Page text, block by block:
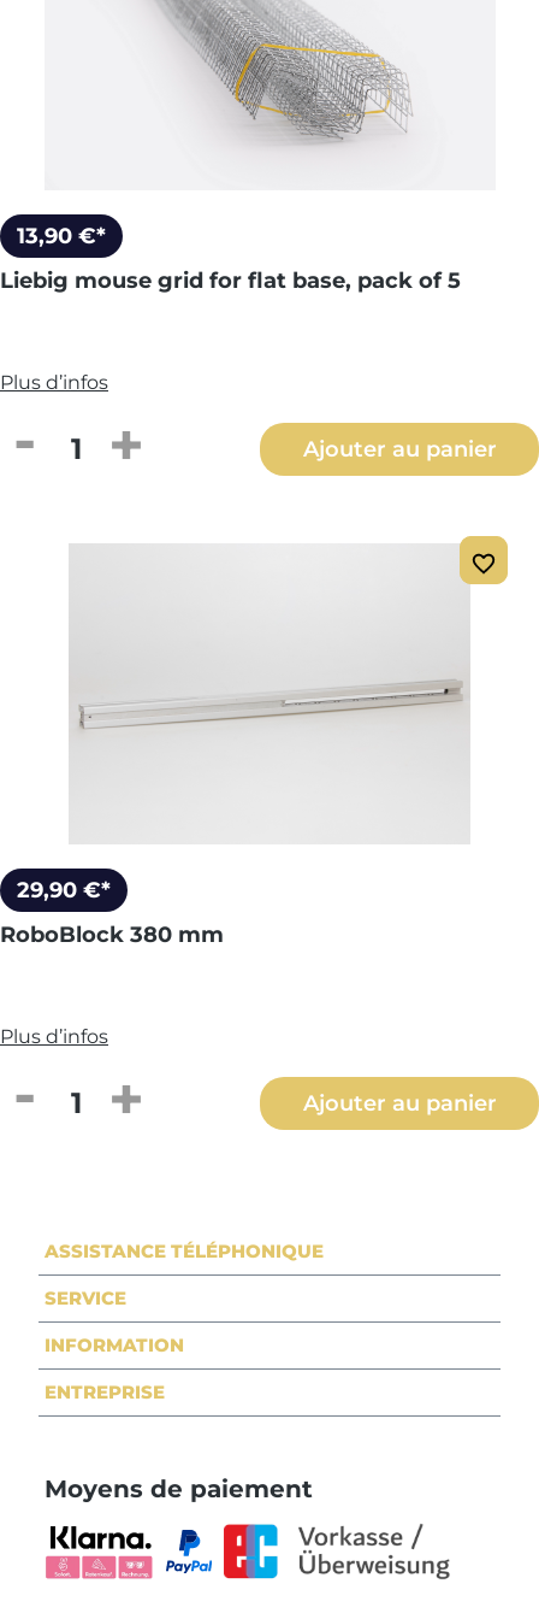
13,90 €*
Liebig mouse grid for flat base, pack of 5
Plus d’infos
Quantité de produit : Entrez la
Ajouter au panier
29,90 €*
RoboBlock 380 mm
Plus d’infos
Quantité de produit : Entrez la
Ajouter au panier
ASSISTANCE TÉLÉPHONIQUE
SERVICE
INFORMATION
ENTREPRISE
Moyens de paiement